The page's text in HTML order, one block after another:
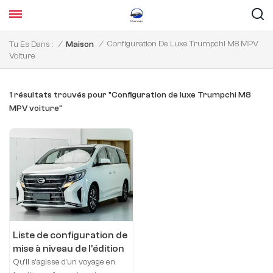
Tu Es Dans : / Maison / Configuration De Luxe Trumpchi M8 MPV
Voiture
1 résultats trouvés pour "Configuration de luxe Trumpchi M8
MPV voiture"
Liste de configuration de
mise à niveau de l'édition
de luxe Trumpchi M8
Qu'il s'agisse d'un voyage en